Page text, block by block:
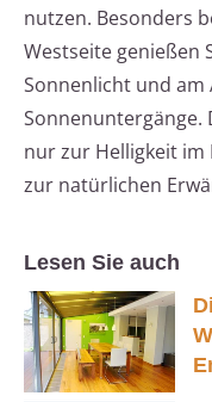
nutzen. Besonders
Westseite genießen
Sonnenlicht und am
Sonnenuntergänge.
nur zur Helligkeit
zur natürlichen
Lesen Sie auch